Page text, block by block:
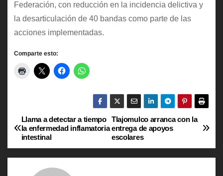
Federación, con reducción en la incidencia delictiva y
la desarticulación de 40 bandas como parte de las
acciones implementadas.
Comparte esto:
N
a
Tlajomulco arranca con la
entrega de apoyos
escolares
Llama a detectar a tiempo
la enfermedad inflamatoria
intestinal